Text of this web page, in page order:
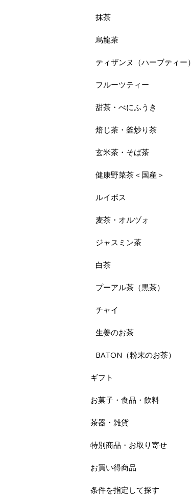
抹茶
烏龍茶
ティザンヌ（ハーブティー）
フルーツティー
甜茶・べにふうき
焙じ茶・釜炒り茶
玄米茶・そば茶
健康野菜茶＜国産＞
ルイボス
麦茶・オルヅォ
ジャスミン茶
白茶
プーアル茶（黒茶）
チャイ
生姜のお茶
BATON（粉末のお茶）
ギフト
お菓子・食品・飲料
茶器・雑貨
特別商品・お取り寄せ
お買い得商品
条件を指定して探す